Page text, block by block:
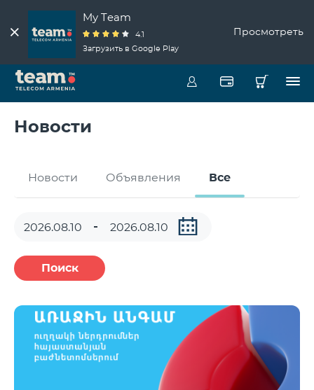
My Team
4.1
Загрузить в Google Play
Просмотреть
Новости
Новости Объявления Все
Поиск